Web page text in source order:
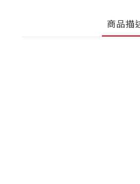
商品描